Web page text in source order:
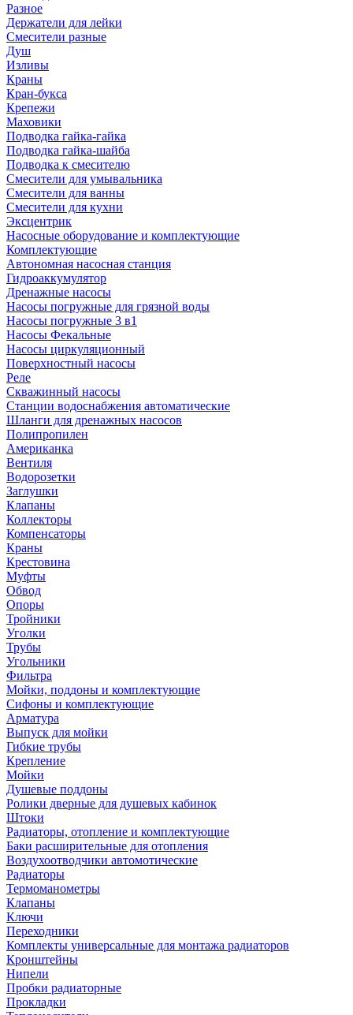
Разное
Держатели для лейки
Смесители разные
Душ
Изливы
Краны
Кран-букса
Крепежи
Маховики
Подводка гайка-гайка
Подводка гайка-шайба
Подводка к смесителю
Смесители для умывальника
Смесители для ванны
Смесители для кухни
Эксцентрик
Насосные оборудование и комплектующие
Комплектующие
Автономная насосная станция
Гидроаккумулятор
Дренажные насосы
Насосы погружные для грязной воды
Насосы погружные 3 в1
Насосы Фекальные
Насосы циркуляционный
Поверхностный насосы
Реле
Скважинный насосы
Станции водоснабжения автоматические
Шланги для дренажных насосов
Полипропилен
Американка
Вентиля
Водорозетки
Заглушки
Клапаны
Коллекторы
Компенсаторы
Краны
Крестовина
Муфты
Обвод
Опоры
Тройники
Уголки
Трубы
Угольники
Фильтра
Мойки, поддоны и комплектующие
Сифоны и комплектующие
Арматура
Выпуск для мойки
Гибкие трубы
Крепление
Мойки
Душевые поддоны
Ролики дверные для душевых кабинок
Штоки
Радиаторы, отопление и комплектующие
Баки расширительные для отопления
Воздухоотводчики автомотические
Радиаторы
Термоманометры
Клапаны
Ключи
Переходники
Комплекты универсальные для монтажа радиаторов
Кронштейны
Нипели
Пробки радиаторные
Прокладки